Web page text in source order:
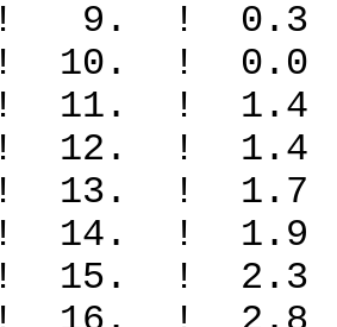
! 9. ! 0.3
! 10. !
! 11. !
! 12. !
! 13. !
! 14. !
! 15. !